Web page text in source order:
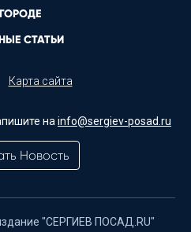
СТАТЬИ
Карта сайта
на info@sergiev-posad.ru
Новость
"СЕРГИЕВ ПОСАД.RU"